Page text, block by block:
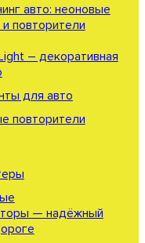
авто: неоновые
повторители
– декоративная
для авто
повторители
— надёжный